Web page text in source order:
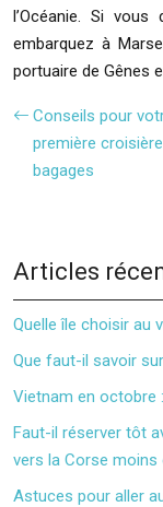
l’Océanie. Si vous
embarquez à
portuaire de Gênes
Conseils pour
première
bagages
Articles
Quelle île choisir au
Que faut-il savoir
Vietnam en octobre
Faut-il réserver tôt
vers la Corse moins
Astuces pour aller